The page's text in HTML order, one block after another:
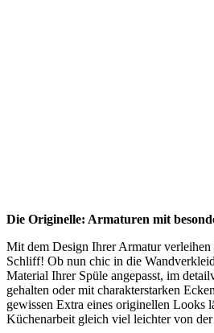
Die Originelle: Armaturen mit
Mit dem Design Ihrer Armatur verleihen
Schliff! Ob nun chic in die
Material Ihrer Spüle angepasst, im
gehalten oder mit charakterstarken
gewissen Extra eines originellen Looks
Küchenarbeit gleich viel leichter von